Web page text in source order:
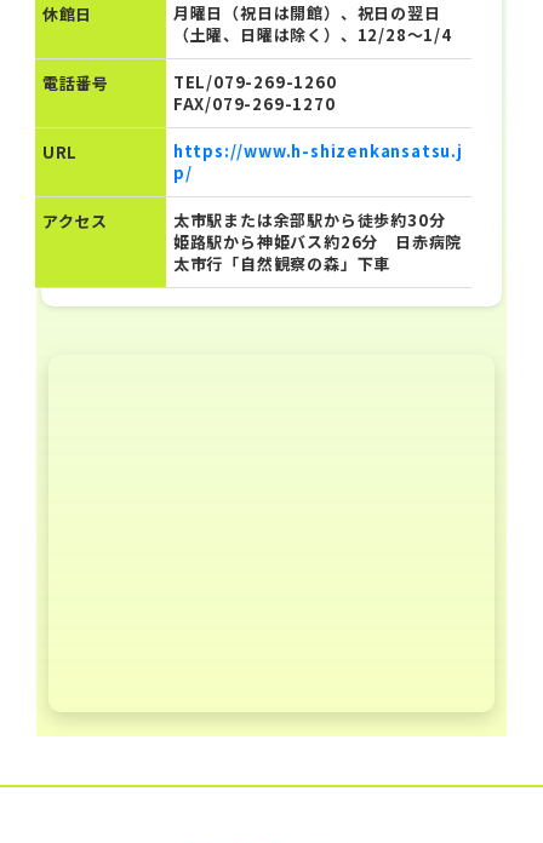
休館日
月曜日（祝日は開館）、祝日の翌日
（土曜、日曜は除く）、12/28～1/4
電話番号
TEL/079-269-1260
FAX/079-269-1270
URL
https://www.h-shizenkansatsu.j
p/
アクセス
太市駅または余部駅から徒歩約30分
姫路駅から神姫バス約26分 日赤病院
太市行「自然観察の森」下車